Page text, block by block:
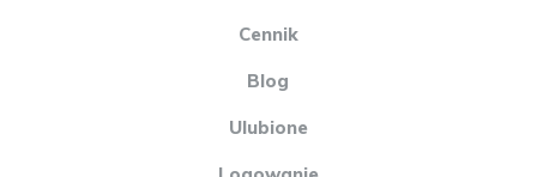
Cennik
Blog
Ulubione